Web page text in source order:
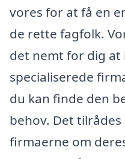
vores for at få en
de rette fagfolk.
det nemt for dig
specialiserede
du kan finde den
behov. Det
firmaerne om